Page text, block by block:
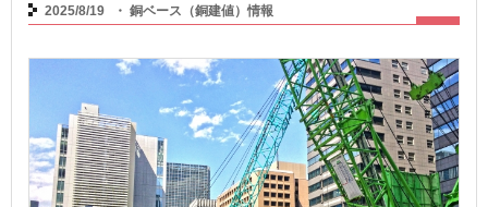
2025/8/19 ・ 銅ベース（銅建値）情報